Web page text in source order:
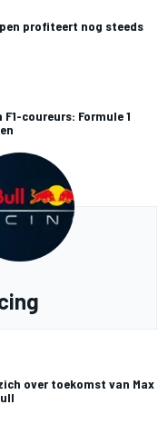
profiteert nog steeds
coureurs: Formule 1
over toekomst van Max